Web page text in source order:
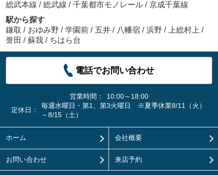
総武本線 / 総武線 / 千葉都市モノレール / 京成千葉線
駅から探す
鎌取 / おゆみ野 / 学園前 / 五井 / 八幡宿 / 浜野 / 上総村上 /
誉田 / 蘇我 / ちはら台
電話でお問い合わせ
営業時間：
10:00～18:00
定休日：
毎週水曜日・第1、第3火曜日 ※夏季休業8/11（火）
～8/15（土）
ホーム 会社概要
お問い合わせ 来店予約